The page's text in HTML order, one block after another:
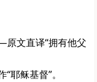
文直译“拥有他父
稣基督”。